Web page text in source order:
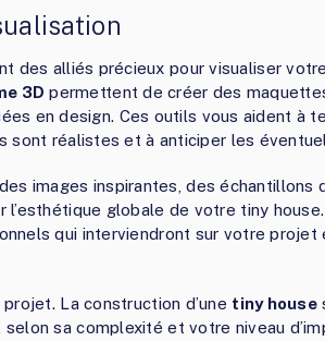
des alliés précieux pour visualiser
3D permettent de créer des
en design. Ces outils vous aident à
sont réalistes et à anticiper les
images inspirantes, des échantillons
globale de votre tiny
qui interviendront sur votre projet
La construction d’une tiny house
sa complexité et votre niveau